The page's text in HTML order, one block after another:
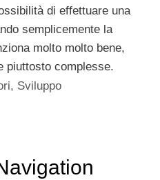
di effettuare una
semplicemente la
molto molto bene,
piuttosto complesse.
, Sviluppo